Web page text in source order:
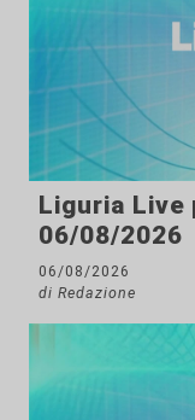
Liguria Live
06/08/2026
06/08/2026
di Redazione